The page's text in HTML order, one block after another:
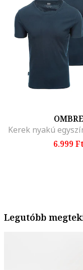
OMBRE
6.999
Legutóbb